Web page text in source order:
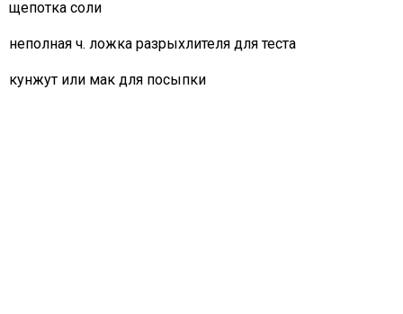
щепотка соли
неполная ч. ложка разрыхлителя для теста
кунжут или мак для посыпки